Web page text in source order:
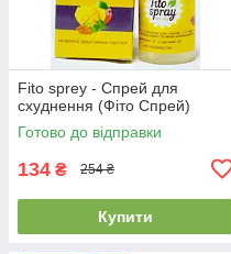
Fito sprey - Спрей для
схуднення (Фіто Спрей)
Готово до відправки
134 ₴ 254 ₴
Купити